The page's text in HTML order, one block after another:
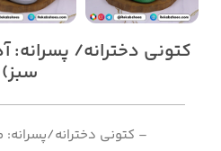
کتونی دخترانه/
سبز)
– کتونی دخترانه/